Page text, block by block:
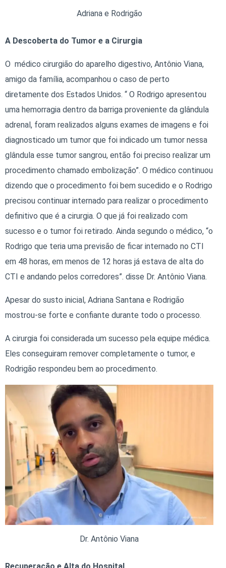
Adriana e Rodrigão
A Descoberta do Tumor e a Cirurgia
O médico cirurgião do aparelho digestivo, Antônio Viana,
amigo da família, acompanhou o caso de perto
diretamente dos Estados Unidos. “ O Rodrigo apresentou
uma hemorragia dentro da barriga proveniente da glândula
adrenal, foram realizados alguns exames de imagens e foi
diagnosticado um tumor que foi indicado um tumor nessa
glândula esse tumor sangrou, então foi preciso realizar um
procedimento chamado embolização”. O médico continuou
dizendo que o procedimento foi bem sucedido e o Rodrigo
precisou continuar internado para realizar o procedimento
definitivo que é a cirurgia. O que já foi realizado com
sucesso e o tumor foi retirado. Ainda segundo o médico, “o
Rodrigo que teria uma previsão de ficar internado no CTI
em 48 horas, em menos de 12 horas já estava de alta do
CTI e andando pelos corredores”. disse Dr. Antônio Viana.
Apesar do susto inicial, Adriana Santana e Rodrigão
mostrou-se forte e confiante durante todo o processo.
A cirurgia foi considerada um sucesso pela equipe médica.
Eles conseguiram remover completamente o tumor, e
Rodrigão respondeu bem ao procedimento.
Dr. Antônio Viana